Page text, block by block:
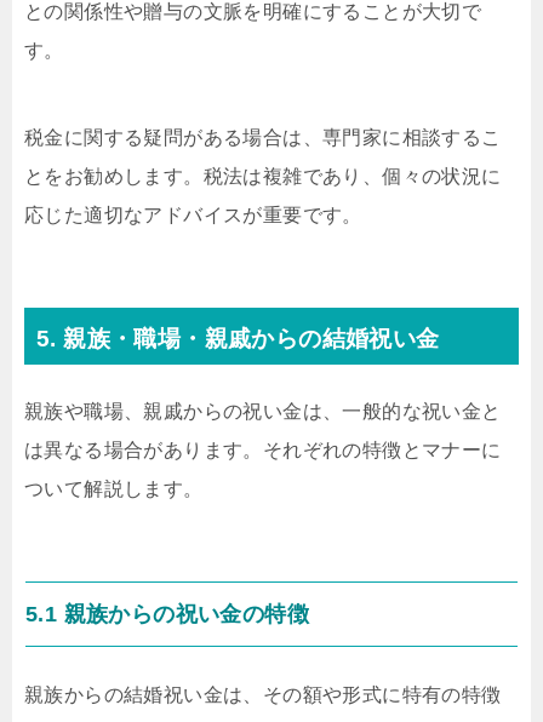
との関係性や贈与の文脈を明確にすることが大切で
す。
税金に関する疑問がある場合は、専門家に相談するこ
とをお勧めします。税法は複雑であり、個々の状況に
応じた適切なアドバイスが重要です。
5. 親族・職場・親戚からの結婚祝い金
親族や職場、親戚からの祝い金は、一般的な祝い金と
は異なる場合があります。それぞれの特徴とマナーに
ついて解説します。
5.1 親族からの祝い金の特徴
親族からの結婚祝い金は、その額や形式に特有の特徴